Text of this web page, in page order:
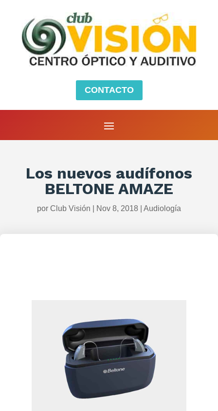
CONTACTO
Los nuevos audífonos
BELTONE AMAZE
por Club Visión Nov 8, 2018| Audiología